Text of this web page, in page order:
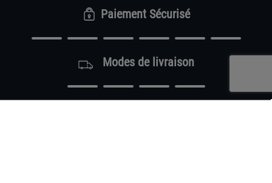
Paiement Sécurisé
Modes de livraison